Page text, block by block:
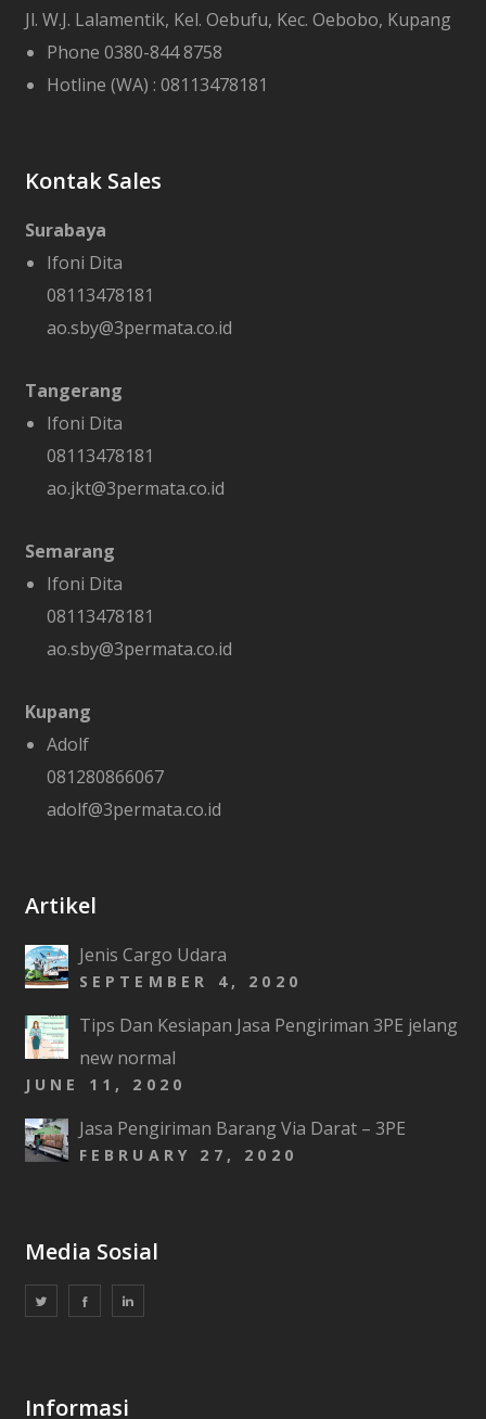
Jl. W.J. Lalamentik, Kel. Oebufu, Kec. Oebobo, Kupang
Phone 0380-844 8758
Hotline (WA) : 08113478181
Kontak Sales
Surabaya
Ifoni Dita
08113478181
ao.sby@3permata.co.id
Tangerang
Ifoni Dita
08113478181
ao.jkt@3permata.co.id
Semarang
Ifoni Dita
08113478181
ao.sby@3permata.co.id
Kupang
Adolf
081280866067
adolf@3permata.co.id
Artikel
Jenis Cargo Udara
SEPTEMBER 4, 2020
Tips Dan Kesiapan Jasa Pengiriman 3PE jelang
new normal
JUNE 11, 2020
Jasa Pengiriman Barang Via Darat – 3PE
FEBRUARY 27, 2020
Media Sosial
Informasi